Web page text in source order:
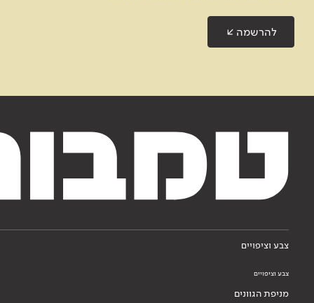
להרשמה
צבע וציפויים
צבע וציפויים
מניפת הגוונים